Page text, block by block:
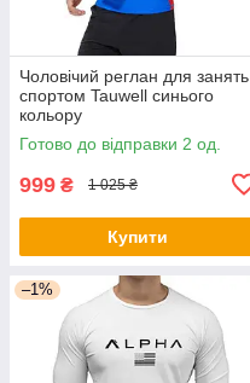
Чоловічий реглан для занять
спортом Tauwell синього
кольору
Готово до відправки 2 од.
999 ₴ 1 025 ₴
Купити
–1%